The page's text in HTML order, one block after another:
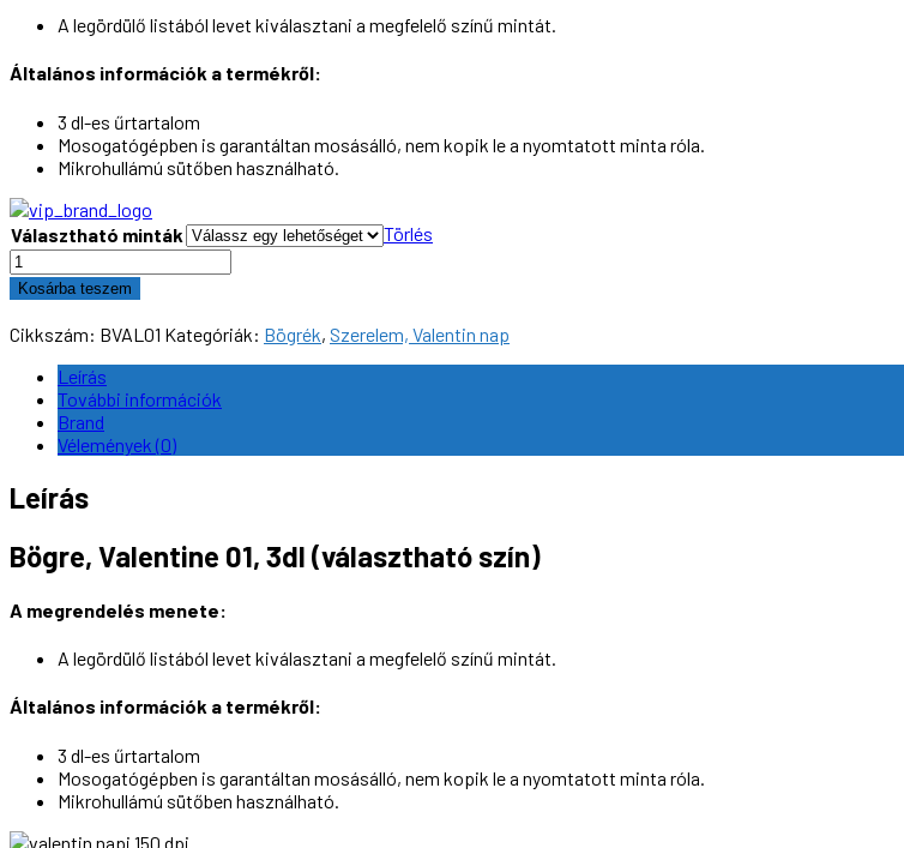
A legördülő listából levet kiválasztani a megfelelő színű mintát.
Általános információk a termékről:
3 dl-es űrtartalom
Mosogatógépben is garantáltan mosásálló, nem kopik le a nyomtatott minta róla.
Mikrohullámú sütőben használható.
Választható minták
Törlés
Bögre,
Valentine
01,
3dl
(választható
szín)
mennyiség
Kosárba teszem
Cikkszám: BVAL01 Kategóriák: Bögrék, Szerelem, Valentin nap
Leírás
További információk
Brand
Vélemények (0)
Leírás
Bögre, Valentine 01, 3dl (választható szín)
A megrendelés menete:
A legördülő listából levet kiválasztani a megfelelő színű mintát.
Általános információk a termékről:
3 dl-es űrtartalom
Mosogatógépben is garantáltan mosásálló, nem kopik le a nyomtatott minta róla.
Mikrohullámú sütőben használható.